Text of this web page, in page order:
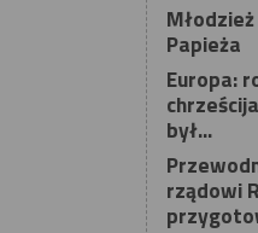
Papieża
Europa:
był...
rządowi